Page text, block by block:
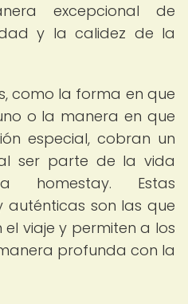
excepcional de
y la calidez de la
como la forma en que
o la manera en que
especial, cobran un
ser parte de la vida
homestay. Estas
auténticas son las que
viaje y permiten a los
profunda con la